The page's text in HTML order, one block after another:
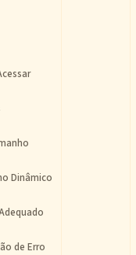
Dinâmico
de Erro